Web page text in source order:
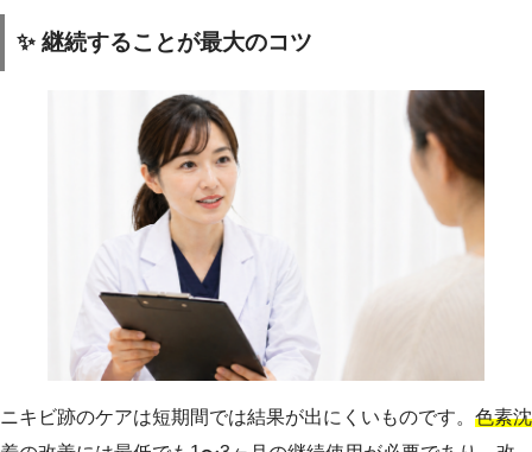
✨ 継続することが最大のコツ
ニキビ跡のケアは短期間では結果が出にくいものです。 色素沈